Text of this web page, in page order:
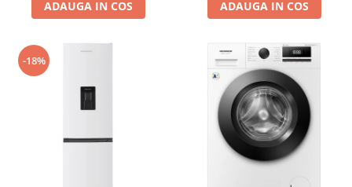
ADAUGA IN COS ADAUGA IN COS
-18%